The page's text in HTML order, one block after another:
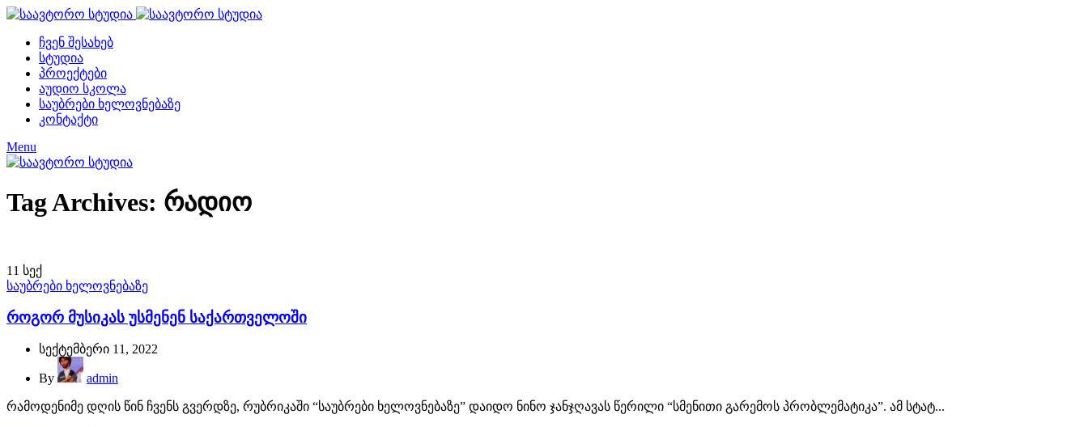
ჩვენ შესახებ
სტუდია
პროექტები
აუდიო სკოლა
საუბრები ხელოვნებაზე
კონტაქტი
Menu
Tag Archives: რადიო
11 სექ
საუბრები ხელოვნებაზე
როგორ მუსიკას უსმენენ საქართველოში
სექტემბერი 11, 2022
By admin
რამოდენიმე დღის წინ ჩვენს გვერდზე, რუბრიკაში “საუბრები ხელოვნებაზე” დაიდო ნინო ჯანჯღავას წერილი “სმენითი გარემოს პრობლემატიკა”. ამ სტატ...